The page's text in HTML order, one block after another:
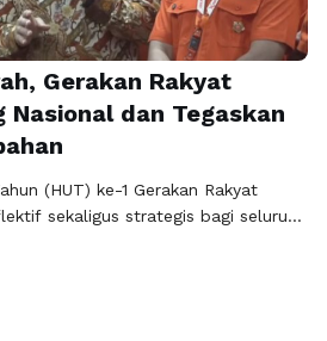
Gerakan Rakyat
dan Tegaskan
(HUT) ke-1 Gerakan Rakyat
sekaligus strategis bagi seluruh
Sekretariat DPP Gerakan Rakyat,